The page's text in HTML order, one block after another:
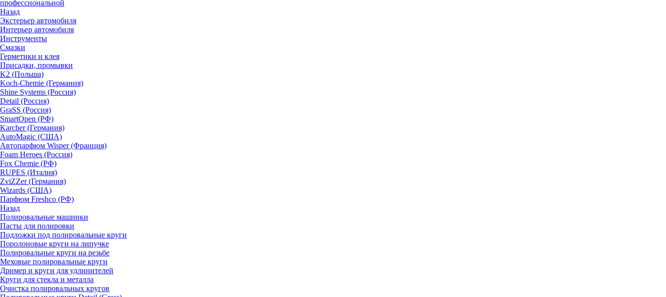
профессиональной
Назад
Экстерьер автомобиля
Интерьер автомобиля
Инструменты
Смазки
Герметики и клея
Присадки, промывки
K2 (Польша)
Koch-Chemie (Германия)
Shine Systems (Россия)
Detail (Россия)
GraSS (Россия)
SmartOpen (РФ)
Karcher (Германия)
AutoMagic (США)
Автопарфюм Wisper (Франция)
Foam Heroes (Россия)
Fox Chemie (РФ)
RUPES (Италия)
ZviZZer (Германия)
Wizards (США)
Парфюм Freshco (РФ)
Назад
Полировальные машинки
Пасты для полировки
Подложки под полировальные круги
Поролоновые круги на липучке
Полировальные круги на резьбе
Меховые полировальные круги
Дример и круги для удлинителей
Круги для стекла и металла
Очистка полировальных кругов